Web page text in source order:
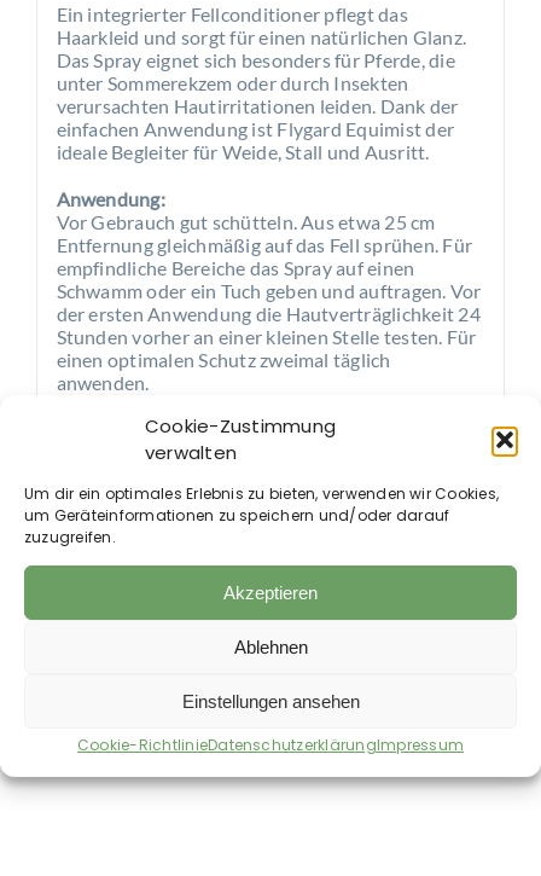
Cookie-Zustimmung
verwalten
Um dir ein optimales Erlebnis zu bieten, verwenden wir Cookies,
um Geräteinformationen zu speichern und/oder darauf
zuzugreifen.
Akzeptieren
Ablehnen
Einstellungen ansehen
Cookie-RichtlinieDatenschutzerklärungImpressum
Ein integrierter Fellconditioner pflegt das
Haarkleid und sorgt für einen natürlichen Glanz.
Das Spray eignet sich besonders für Pferde, die
unter Sommerekzem oder durch Insekten
verursachten Hautirritationen leiden. Dank der
einfachen Anwendung ist Flygard Equimist der
ideale Begleiter für Weide, Stall und Ausritt.
Anwendung:
Vor Gebrauch gut schütteln. Aus etwa 25 cm
Entfernung gleichmäßig auf das Fell sprühen. Für
empfindliche Bereiche das Spray auf einen
Schwamm oder ein Tuch geben und auftragen. Vor
der ersten Anwendung die Hautverträglichkeit 24
Stunden vorher an einer kleinen Stelle testen. Für
einen optimalen Schutz zweimal täglich
anwenden.
Inhaltsstoffe:
Citriodiol, Citronellaöl, Zedernholzöl, Wermutöl
Hinweis:
Biozidprodukte vorsichtig verwenden. Vor
Gebrauch stets Etikett und
Produktinformationen lesen. BAuA-Reg.-Nr.: N-
Auch im Shop erhältlich: